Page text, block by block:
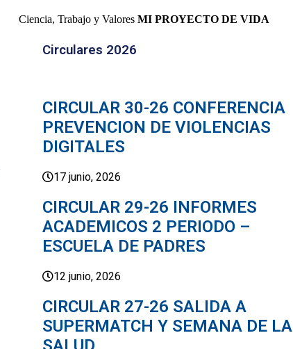
Ciencia, Trabajo y ValoresMI PROYECTO DE VIDA
Circulares 2026
CIRCULAR 30-26 CONFERENCIA
PREVENCION DE VIOLENCIAS
DIGITALES
17 junio, 2026
CIRCULAR 29-26 INFORMES
ACADEMICOS 2 PERIODO –
ESCUELA DE PADRES
12 junio, 2026
CIRCULAR 27-26 SALIDA A
SUPERMATCH Y SEMANA DE LA